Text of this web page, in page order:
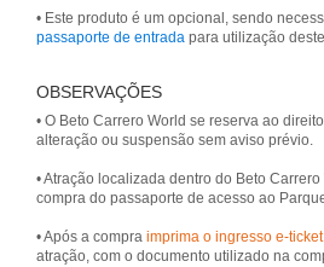
• Este produto é um opcional, sendo
passaporte de entrada para utilização
OBSERVAÇÕES
• O Beto Carrero World se reserva ao
alteração ou suspensão sem aviso prévio.
• Atração localizada dentro do Beto
compra do passaporte de acesso ao
• Após a compra imprima o ingresso e-ticket
atração, com o documento utilizado na